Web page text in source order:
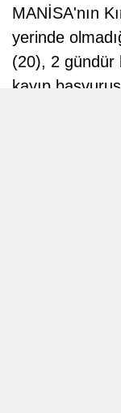
MANİSA'nın
yerinde
(20), 2 gündür
kayıp